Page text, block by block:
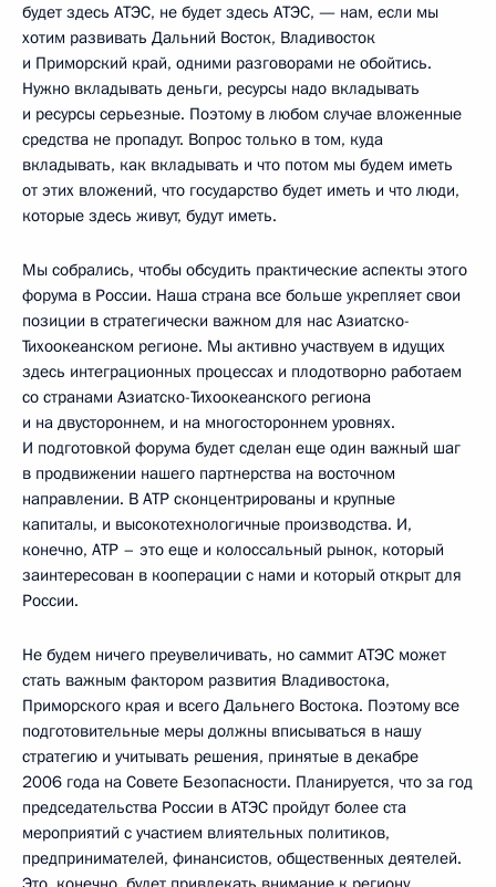
будет здесь АТЭС, не будет здесь АТЭС, — нам, если мы
хотим развивать Дальний Восток, Владивосток
и Приморский край, одними разговорами не обойтись.
Нужно вкладывать деньги, ресурсы надо вкладывать
и ресурсы серьезные. Поэтому в любом случае вложенные
средства не пропадут. Вопрос только в том, куда
вкладывать, как вкладывать и что потом мы будем иметь
от этих вложений, что государство будет иметь и что люди,
которые здесь живут, будут иметь.
Мы собрались, чтобы обсудить практические аспекты этого
форума в России. Наша страна все больше укрепляет свои
позиции в стратегически важном для нас Азиатско-
Тихоокеанском регионе. Мы активно участвуем в идущих
здесь интеграционных процессах и плодотворно работаем
со странами Азиатско-Тихоокеанского региона
и на двустороннем, и на многостороннем уровнях.
И подготовкой форума будет сделан еще один важный шаг
в продвижении нашего партнерства на восточном
направлении. В АТР сконцентрированы и крупные
капиталы, и высокотехнологичные производства. И,
конечно, АТР – это еще и колоссальный рынок, который
заинтересован в кооперации с нами и который открыт для
России.
Не будем ничего преувеличивать, но саммит АТЭС может
стать важным фактором развития Владивостока,
Приморского края и всего Дальнего Востока. Поэтому все
подготовительные меры должны вписываться в нашу
стратегию и учитывать решения, принятые в декабре
2006 года на Совете Безопасности. Планируется, что за год
председательства России в АТЭС пройдут более ста
мероприятий с участием влиятельных политиков,
предпринимателей, финансистов, общественных деятелей.